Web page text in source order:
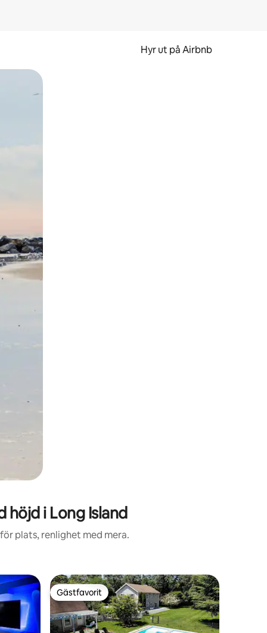
Hyr ut på Airbnb
höjd i Long Island
plats, renlighet med mera.
Gästfavorit
Gästfavorit